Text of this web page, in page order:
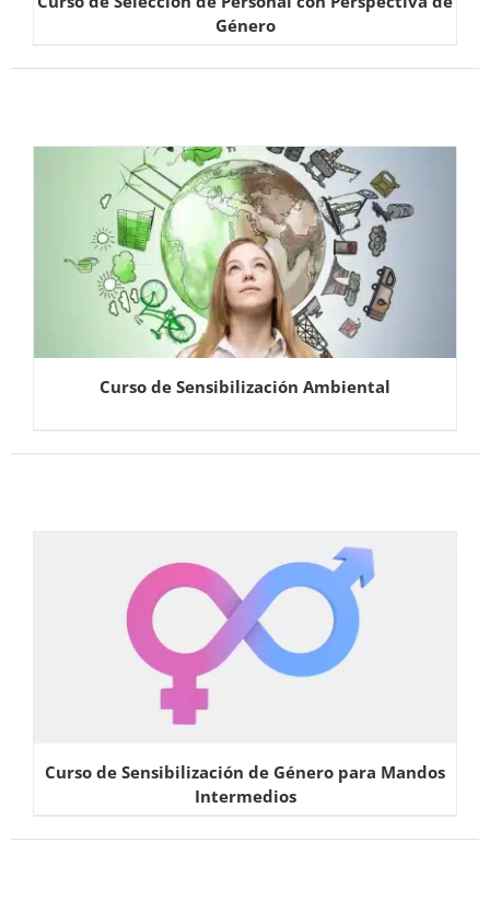
Género
Curso de Sensibilización Ambiental
Curso de Sensibilización de Género para Mandos
Intermedios